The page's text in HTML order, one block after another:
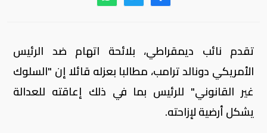
تقدم نائب ديمقراطي، بلائحة اتهام ضد الرئيس
الأمريكي دونالد ترامب، مطالبا بعزله قائلا إن "السلوك
غير القانوني" للرئيس بما في ذلك إعاقته للعدالة
يشكل أرضية لإزاحته.